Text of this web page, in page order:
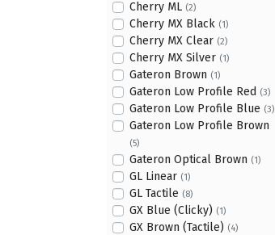
Cherry ML (2)
Cherry MX Black (1)
Cherry MX Clear (2)
Cherry MX Silver (1)
Gateron Brown (1)
Gateron Low Profile Red (3)
Gateron Low Profile Blue (3)
Gateron Low Profile Brown
(5)
Gateron Optical Brown (1)
GL Linear (1)
GL Tactile (8)
GX Blue (Clicky) (1)
GX Brown (Tactile) (4)